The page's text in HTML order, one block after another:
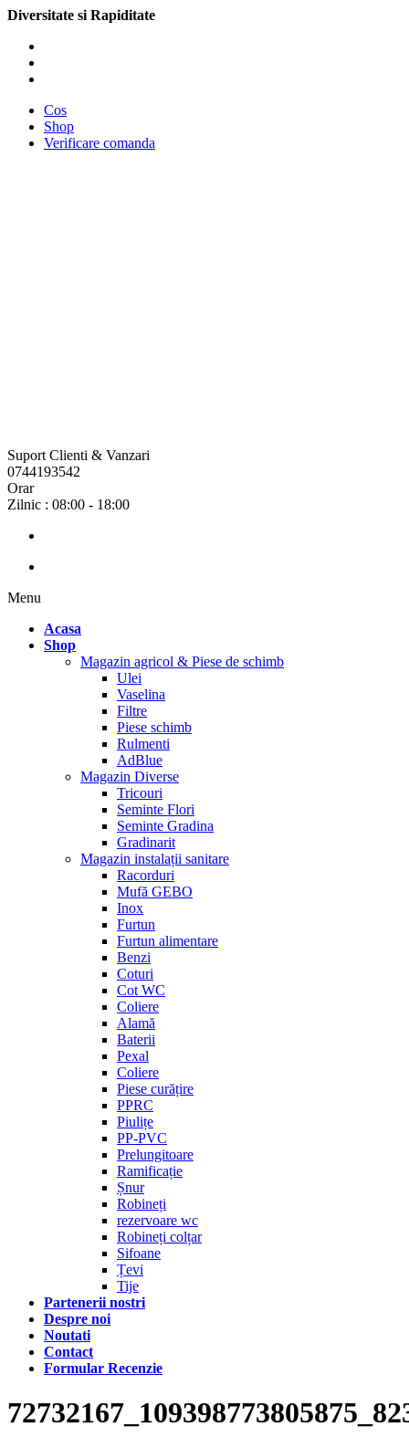
Diversitate si Rapiditate
Cos
Shop
Verificare comanda
Suport Clienti & Vanzari
0744193542
Orar
Zilnic : 08:00 - 18:00
Menu
Acasa
Shop
Magazin agricol & Piese de schimb
Ulei
Vaselina
Filtre
Piese schimb
Rulmenti
AdBlue
Magazin Diverse
Tricouri
Seminte Flori
Seminte Gradina
Gradinarit
Magazin instalații sanitare
Racorduri
Mufă GEBO
Inox
Furtun
Furtun alimentare
Benzi
Coturi
Cot WC
Coliere
Alamă
Baterii
Pexal
Coliere
Piese curățire
PPRC
Piulițe
PP-PVC
Prelungitoare
Ramificație
Șnur
Robineți
rezervoare wc
Robineți colțar
Sifoane
Țevi
Tije
Partenerii nostri
Despre noi
Noutati
Contact
Formular Recenzie